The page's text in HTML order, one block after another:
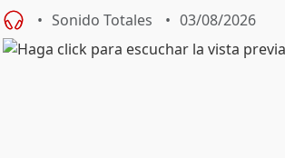
Sonido Totales 03/08/2026